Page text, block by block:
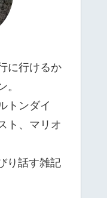
に行けるか
。
トンダイ
ト、マリオ
り話す雑記